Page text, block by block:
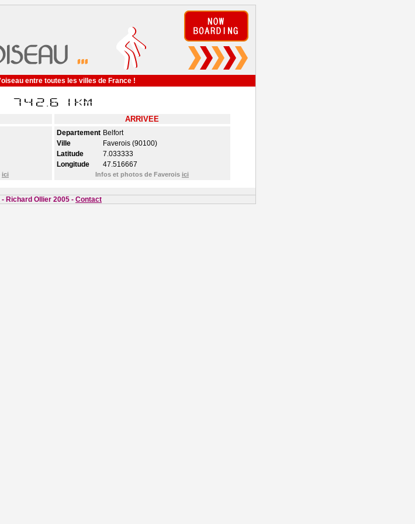
entre toutes les villes de France !
ARRIVEE
ici
Departement Belfort
Ville
Faverois (90100)
Latitude
7.033333
Longitude
47.516667
Infos et photos de Faverois ici
Richard Ollier 2005 - Contact